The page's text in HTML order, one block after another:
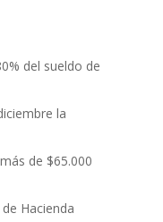
del sueldo de
la
de $65.000
Hacienda